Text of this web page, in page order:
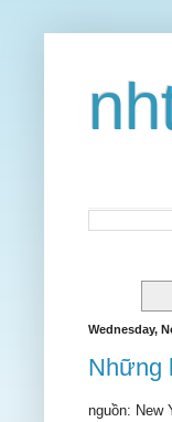
Wednesday,
Những
nguồn: New